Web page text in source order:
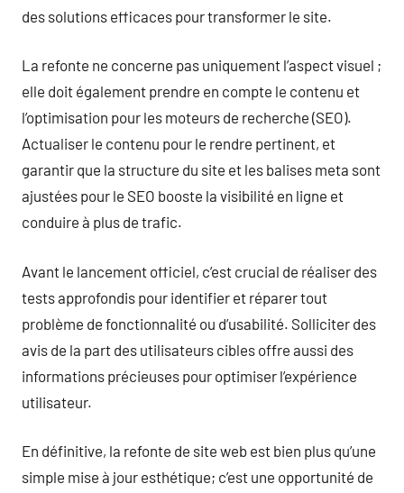
des solutions efficaces pour transformer le site.
La refonte ne concerne pas uniquement l’aspect visuel ;
elle doit également prendre en compte le contenu et
l’optimisation pour les moteurs de recherche (SEO).
Actualiser le contenu pour le rendre pertinent, et
garantir que la structure du site et les balises meta sont
ajustées pour le SEO booste la visibilité en ligne et
conduire à plus de trafic.
Avant le lancement officiel, c’est crucial de réaliser des
tests approfondis pour identifier et réparer tout
problème de fonctionnalité ou d’usabilité. Solliciter des
avis de la part des utilisateurs cibles offre aussi des
informations précieuses pour optimiser l’expérience
utilisateur.
En définitive, la refonte de site web est bien plus qu’une
simple mise à jour esthétique; c’est une opportunité de